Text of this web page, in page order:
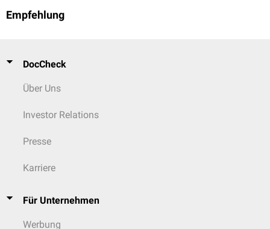
Empfehlung
DocCheck
Über Uns
Investor Relations
Presse
Karriere
Für Unternehmen
Werbung